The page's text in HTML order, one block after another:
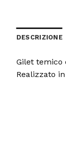
DESCRIZIONE
Gilet temico
Realizzato